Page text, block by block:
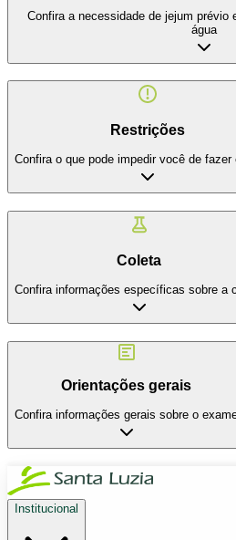
Confira a necessidade de jejum prévio
água
Restrições
Confira o que pode impedir você de fazer
Coleta
Confira informações específicas sobre a
Orientações gerais
Confira informações gerais sobre o
Institucional